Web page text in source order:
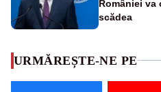
României va
scădea
URMĂREȘTE-NE PE